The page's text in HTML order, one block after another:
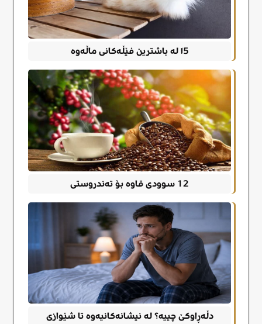
١5 لە باشترین فێڵەکانی ماڵەوە
12 سوودی قاوە بۆ تەندروستی
دڵەڕاوکێ چییە؟ لە نیشانەکانیەوە تا شێوازی